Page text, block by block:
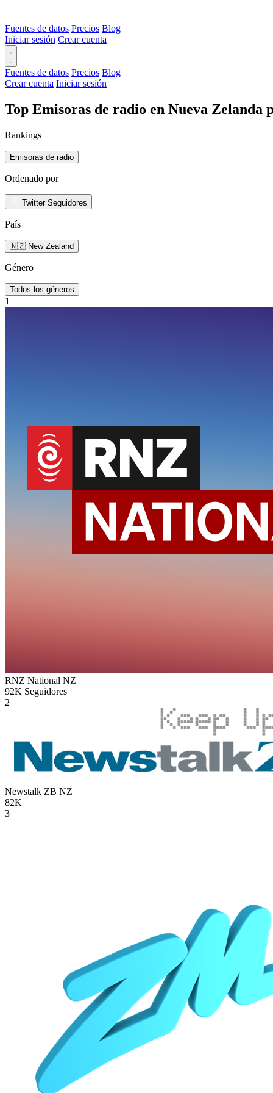
Fuentes de datos Precios Blog
Iniciar sesión Crear cuenta
Fuentes de datos Precios Blog
Crear cuenta Iniciar sesión
Top Emisoras de radio en Nueva Zelanda
Rankings
Emisoras de radio
Ordenado por
Twitter Seguidores
País
🇳🇿 New Zealand
Género
Todos los géneros
1
RNZ National NZ
92K Seguidores
2
Newstalk ZB NZ
82K
3